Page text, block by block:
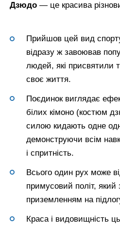
Дзюдо — це красива
Прийшов цей вид
відразу ж завоював
людей, які присвятили
своє життя.
Поєдинок виглядає
білих кімоно (костюм
силою кидають одне
демонструючи всім
і спритність.
Всього один рух може
примусовий політ,
приземленням на
Краса і видовищність